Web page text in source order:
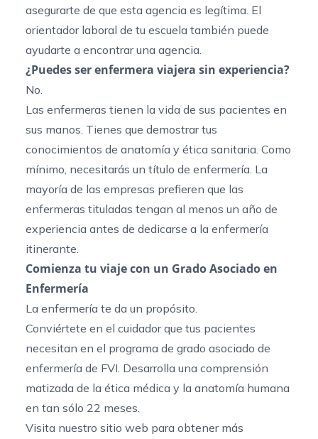
asegurarte de que esta agencia es legítima. El
orientador laboral de tu escuela también puede
ayudarte a encontrar una agencia.
¿Puedes ser enfermera viajera sin experiencia?
No.
Las enfermeras tienen la vida de sus pacientes en
sus manos. Tienes que demostrar tus
conocimientos de anatomía y ética sanitaria. Como
mínimo, necesitarás un título de enfermería. La
mayoría de las empresas prefieren que las
enfermeras tituladas tengan al menos un año de
experiencia antes de dedicarse a la enfermería
itinerante.
Comienza tu viaje con un Grado Asociado en
Enfermería
La enfermería te da un propósito.
Conviértete en el cuidador que tus pacientes
necesitan en el programa de grado asociado de
enfermería de FVI. Desarrolla una comprensión
matizada de la ética médica y la anatomía humana
en tan sólo 22 meses.
Visita nuestro sitio web para obtener más